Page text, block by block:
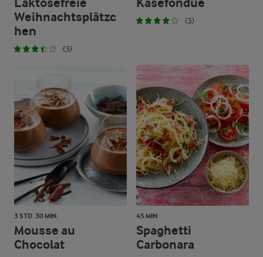
Weihnachtsplätzc
hen
(3)
(3)
3 STD. 30 MIN.
Mousse au
Chocolat
45 MIN.
Spaghetti
Carbonara